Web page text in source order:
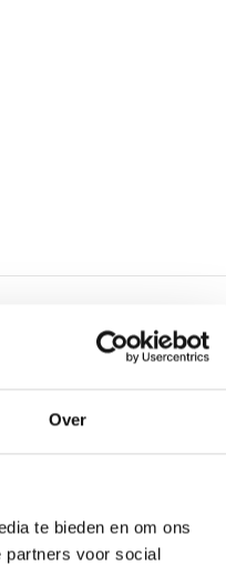
Over
te bieden en om ons
partners voor social
onze